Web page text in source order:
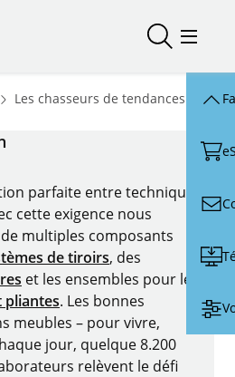
Ouvrir/
Homepage
Les chasseurs de tendances de
parfaite entre technique,
cette exigence nous
multiples composants
de tiroirs, des
et les ensembles pour les
pliantes. Les bonnes
meubles – pour vivre,
jour, quelque 8.200
relèvent le défi